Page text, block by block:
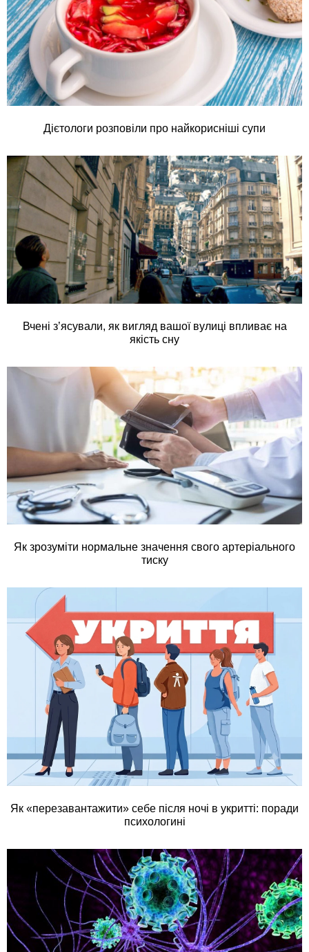
Дієтологи розповіли про найкорисніші супи
Вчені з’ясували, як вигляд вашої вулиці впливає на
якість сну
Як зрозуміти нормальне значення свого артеріального
тиску
Як «перезавантажити» себе після ночі в укритті: поради
психологині